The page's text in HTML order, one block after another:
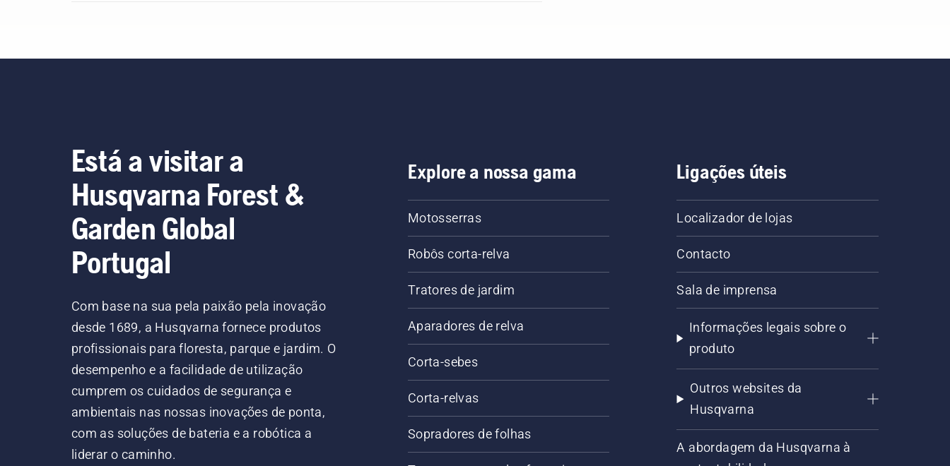
Está a visitar a
Husqvarna Forest &
Garden Global
Portugal
Com base na sua pela paixão pela inovação
desde 1689, a Husqvarna fornece produtos
profissionais para floresta, parque e jardim. O
desempenho e a facilidade de utilização
cumprem os cuidados de segurança e
ambientais nas nossas inovações de ponta,
com as soluções de bateria e a robótica a
liderar o caminho.
Explore a nossa gama
Motosserras
Robôs corta-relva
Tratores de jardim
Aparadores de relva
Corta-sebes
Corta-relvas
Sopradores de folhas
Ligações úteis
Localizador de lojas
Contacto
Sala de imprensa
Informações legais sobre o
produto
Outros websites da
Husqvarna
A abordagem da Husqvarna à